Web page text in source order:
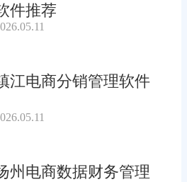
件推荐
江电商分销管理软件
州电商数据财务管理